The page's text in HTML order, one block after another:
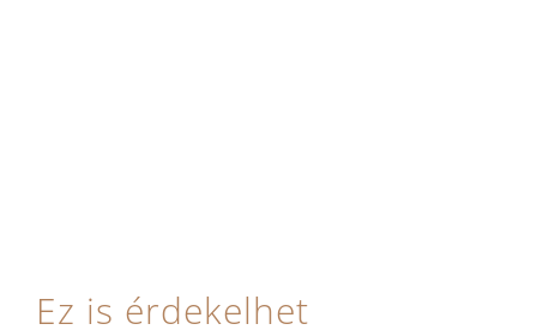
Ez is érdekelhet